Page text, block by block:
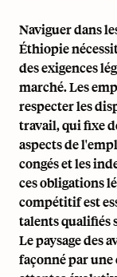
Naviguer dans
Éthiopie
des exigences
marché. Les
respecter les
travail, qui fixe
aspects de
congés et les
ces obligations
compétitif est
talents qualifiés
Le paysage des
façonné par une